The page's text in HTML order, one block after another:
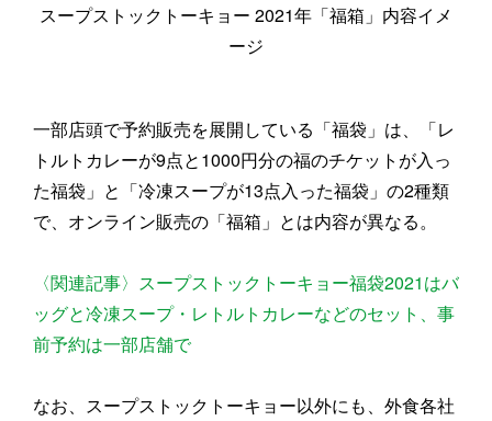
スープストックトーキョー 2021年「福箱」内容イメ
ージ
一部店頭で予約販売を展開している「福袋」は、「レ
トルトカレーが9点と1000円分の福のチケットが入っ
た福袋」と「冷凍スープが13点入った福袋」の2種類
で、オンライン販売の「福箱」とは内容が異なる。
〈関連記事〉スープストックトーキョー福袋2021はバ
ッグと冷凍スープ・レトルトカレーなどのセット、事
前予約は一部店舗で
なお、スープストックトーキョー以外にも、外食各社